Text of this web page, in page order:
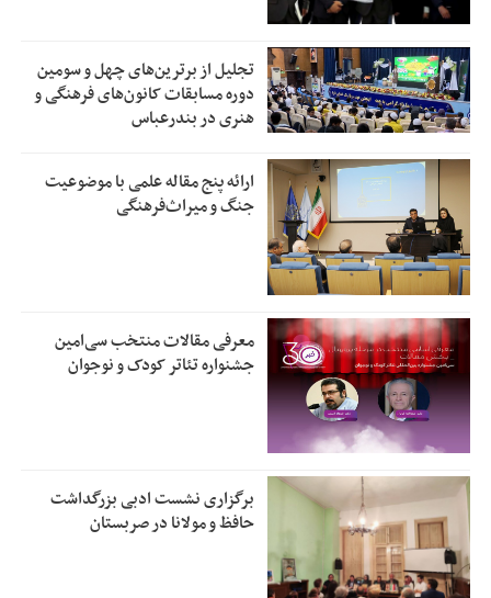
تجلیل از بر‌ترین‌های چهل و سومین
دوره مسابقات کانون‌های فرهنگی و
هنری در بندرعباس
ارائه پنج مقاله علمی با موضوعیت
جنگ و میراث‌فرهنگی
معرفی مقالات منتخب سی‌امین
جشنواره تئاتر کودک و نوجوان
برگزاری نشست ادبی بزرگداشت
حافظ و مولانا در صربستان